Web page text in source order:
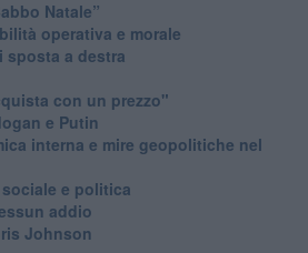
Natale”
operativa e morale
sposta a destra
con un prezzo"
e Putin
interna e mire geopolitiche nel
e politica
addio
Johnson